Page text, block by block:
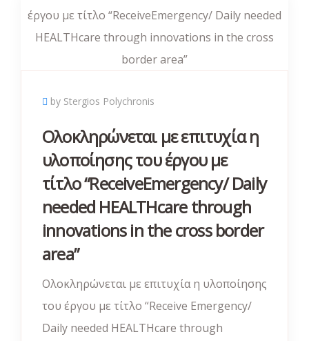
by Stergios Polychronis
Ολοκληρώνεται με επιτυχία η
υλοποίησης του έργου με
τίτλο “ReceiveEmergency/ Daily
needed HEALTHcare through
innovations in the cross border
area”
Ολοκληρώνεται με επιτυχία η υλοποίησης
του έργου με τίτλο “Receive Emergency/
Daily needed HEALTHcare through